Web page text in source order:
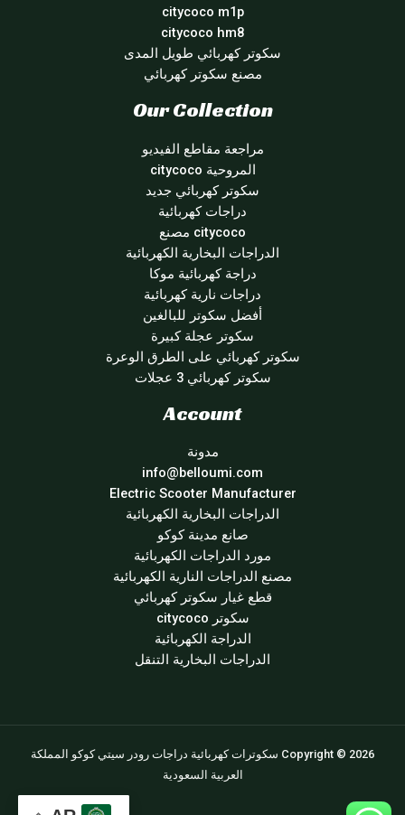
citycoco m1p
citycoco hm8
سكوتر كهربائي طويل المدى
مصنع سكوتر كهربائي
Our Collection
مراجعة مقاطع الفيديو
المروحية citycoco
سكوتر كهربائي جديد
دراجات كهربائية
citycoco مصنع
الدراجات البخارية الكهربائية
دراجة كهربائية موكا
دراجات نارية كهربائية
أفضل سكوتر للبالغين
سكوتر عجلة كبيرة
سكوتر كهربائي على الطرق الوعرة
سكوتر كهربائي 3 عجلات
Account
مدونة
info@belloumi.com
Electric Scooter Manufacturer
الدراجات البخارية الكهربائية
صانع مدينة كوكو
مورد الدراجات الكهربائية
مصنع الدراجات النارية الكهربائية
قطع غيار سكوتر كهربائي
سكوتر citycoco
الدراجة الكهربائية
الدراجات البخارية التنقل
Copyright © 2026 سكوترات كهربائية دراجات رودر سيتي كوكو المملكة
العربية السعودية